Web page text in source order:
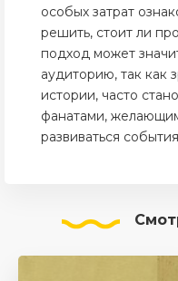
особых затрат
решить, стоит ли
подход может
аудиторию, так как
истории, часто
фанатами,
развиваться